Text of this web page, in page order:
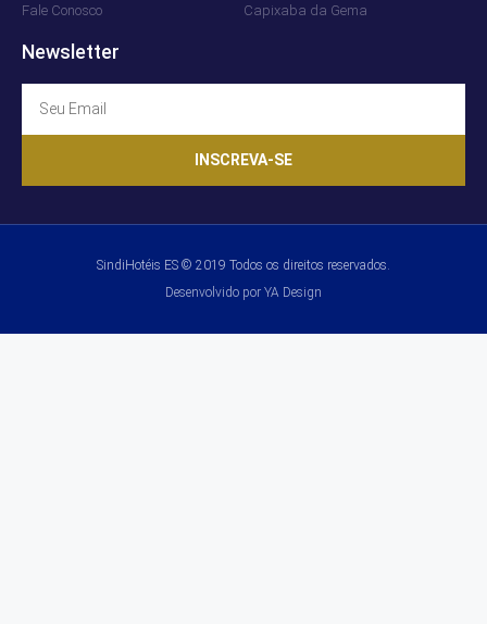
Fale Conosco
Capixaba da Gema
Newsletter
INSCREVA-SE
SindiHotéis ES © 2019 Todos os direitos reservados.
Desenvolvido por YA Design